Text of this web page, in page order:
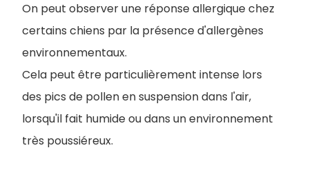
On peut observer une réponse allergique chez
certains chiens par la présence d'allergènes
environnementaux.
Cela peut être particulièrement intense lors
des pics de pollen en suspension dans l'air,
lorsqu'il fait humide ou dans un environnement
très poussiéreux.